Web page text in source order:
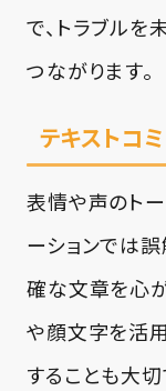
で、トラブル
つながります。
テキストコ
表情や声のト
ーションでは
確な文章を心
や顔文字を活
することも大